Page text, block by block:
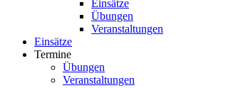
Einsätze
Übungen
Veranstaltungen
Einsätze
Termine
Übungen
Veranstaltungen